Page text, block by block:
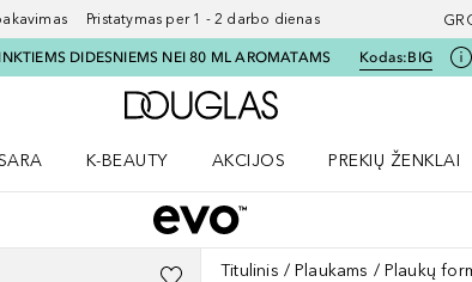
Pristatymas per 1 - 2 darbo dienas
DIDESNIEMS NEI 80 ML AROMATAMS Kodas:BIG
Į Douglas pagrindinį
K-BEAUTY
AKCIJOS
PREKIŲ ŽENKLAI
Titulinis Plaukams Plaukų